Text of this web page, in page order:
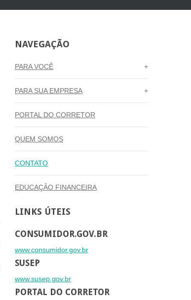
NAVEGAÇÃO
PARA VOCÊ
PARA SUA EMPRESA
PORTAL DO CORRETOR
QUEM SOMOS
CONTATO
EDUCAÇÂO FINANCEIRA
LINKS ÚTEIS
CONSUMIDOR.GOV.BR
www.consumidor.gov.br
SUSEP
www.susep.gov.br
PORTAL DO CORRETOR